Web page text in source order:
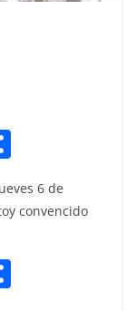
ar
e
6 de
convencido